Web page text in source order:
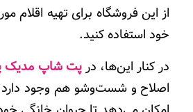
از این فروشگاه برای تهیه اقلام
خود استفاده کنید.
در کنار اینها، درپت شاپ مدیک
اصلاح و شست‌وشو هم وجود